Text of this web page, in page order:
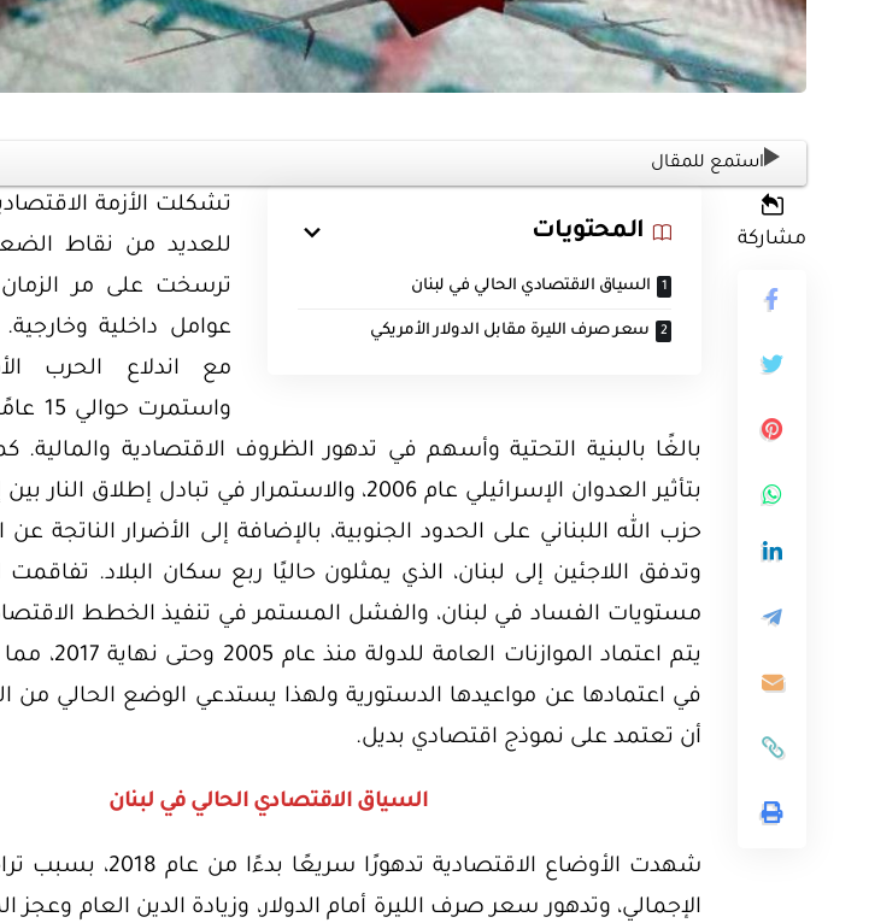
استمع للمقال
مشاركة المحتويات
السياق الاقتصادي الحالي في لبنان
سعر صرف الليرة مقابل الدولار الأمريكي
تشكلت الأزمة
للعديد من نقاط
ترسخت على مر
عوامل داخلية
بالغًا بالبنية التحتية وأسهم في تدهور الظروف الاقتصادية والمالية.
بتأثير العدوان الإسرائيلي عام 2006، والاستمرار في تبادل
حزب الله اللبناني على الحدود الجنوبية، بالإضافة إلى الأضرار الناتجة
وتدفق اللاجئين إلى لبنان، الذي يمثلون حاليًا ربع سكان البلاد. تفاقمت
مستويات الفساد في لبنان، والفشل المستمر في تنفيذ الخطط
يتم اعتماد
في اعتمادها عن مواعيدها الدستورية ولهذا يستدعي الوضع الحالي من
أن تعتمد على نموذج اقتصادي بديل.
السياق الاقتصادي الحالي في لبنان
شهدت الأوضاع الاقتصادية
الإجمالي، وتدهور سعر صرف الليرة أمام الدولار، وزيادة الدين العام وعجز
ورقة بحثية -
الغاز
ورقة بحثية – الطاقة المتجددة وتعزيز
أمن الطاقة المصري
على مستقبل
العالمية